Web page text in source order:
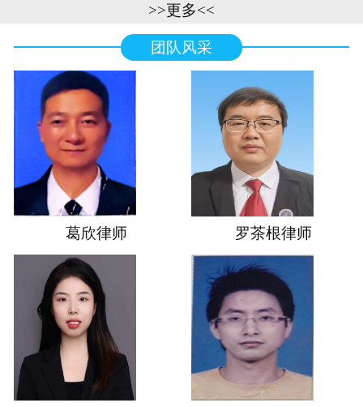
>>更多<<
团队风采
葛欣律师 罗茶根律师